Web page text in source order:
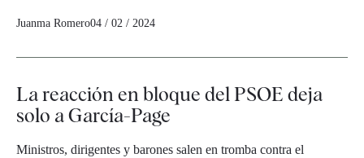
Juanma Romero04 / 02 / 2024
La reacción en bloque del PSOE deja
solo a García-Page
Ministros, dirigentes y barones salen en tromba contra el